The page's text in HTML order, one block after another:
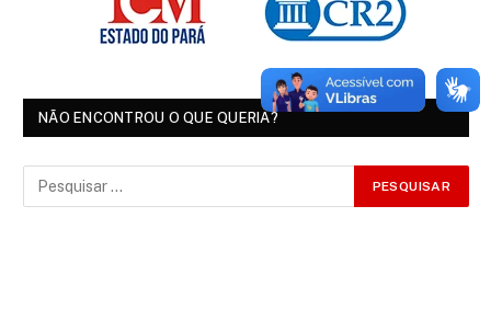
NÃO ENCONTROU O QUE QUERIA?